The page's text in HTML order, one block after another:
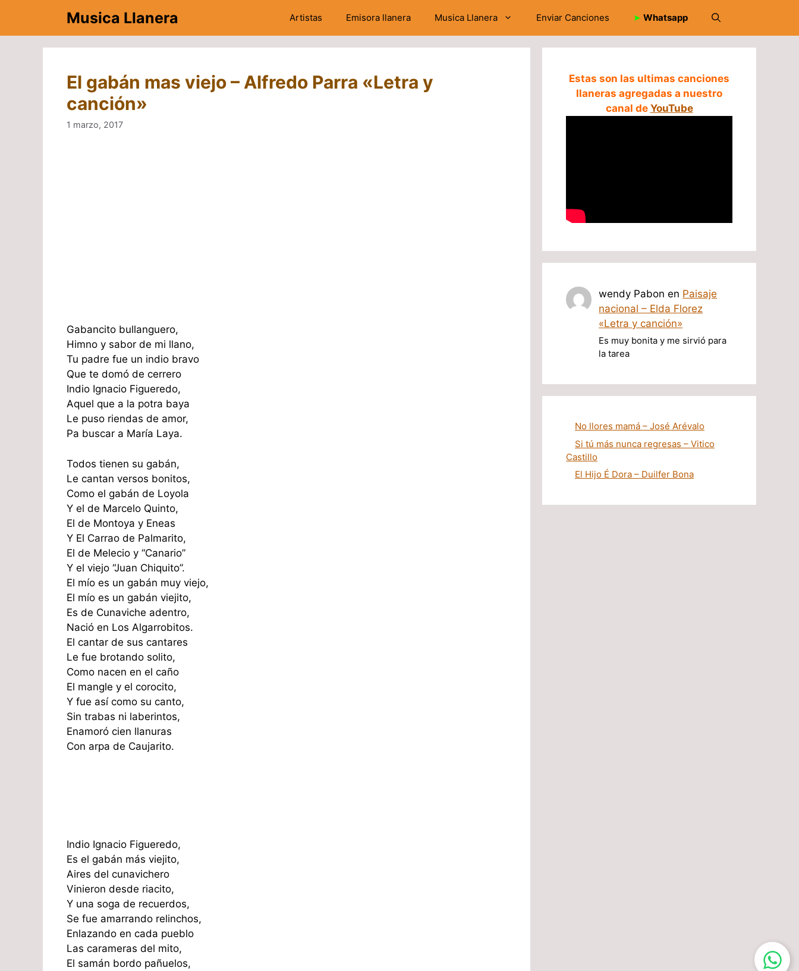
contenido
Musica Llanera Artistas Emisora llanera Musica Llanera Enviar Canciones ➤ Whatsapp
El gabán mas viejo – Alfredo Parra «Letra y
canción»
1 marzo, 2017
Gabancito bullanguero,
Himno y sabor de mi llano,
Tu padre fue un indio bravo
Que te domó de cerrero
Indio Ignacio Figueredo,
Aquel que a la potra baya
Le puso riendas de amor,
Pa buscar a María Laya.
Todos tienen su gabán,
Le cantan versos bonitos,
Como el gabán de Loyola
Y el de Marcelo Quinto,
El de Montoya y Eneas
Y El Carrao de Palmarito,
El de Melecio y “Canario”
Y el viejo “Juan Chiquito”.
El mío es un gabán muy viejo,
El mío es un gabán viejito,
Es de Cunaviche adentro,
Nació en Los Algarrobitos.
El cantar de sus cantares
Le fue brotando solito,
Como nacen en el caño
El mangle y el corocito,
Y fue así como su canto,
Sin trabas ni laberintos,
Enamoró cien llanuras
Con arpa de Caujarito.
Indio Ignacio Figueredo,
Es el gabán más viejito,
Aires del cunavichero
Vinieron desde riacito,
Y una soga de recuerdos,
Se fue amarrando relinchos,
Enlazando en cada pueblo
Las carameras del mito,
El samán bordo pañuelos,
Estas son las ultimas canciones
llaneras agregadas a nuestro
canal de YouTube
wendy Pabon en Paisaje
nacional – Elda Florez
«Letra y canción»
Es muy bonita y me sirvió para
la tarea
No llores mamá – José Arévalo
Si tú más nunca regresas – Vitico
Castillo
El Hijo É Dora – Duilfer Bona